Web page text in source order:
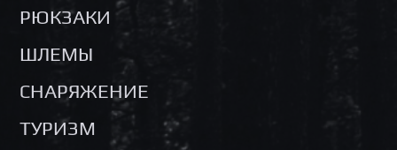
РЮКЗАКИ
ШЛЕМЫ
СНАРЯЖЕНИЕ
ТУРИЗМ